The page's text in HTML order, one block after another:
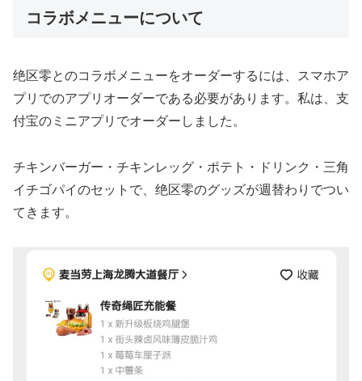
コラボメニューについて
绝区零とのコラボメニューをオーダーするには、スマホア
プリでのアプリオーダーである必要があります。私は、支
付宝のミニアプリでオーダーしました。
チキンバーガー・チキンレッグ・ポテト・ドリンク・三角
イチゴパイのセットで、绝区零のグッズが週替わりでつい
てきます。